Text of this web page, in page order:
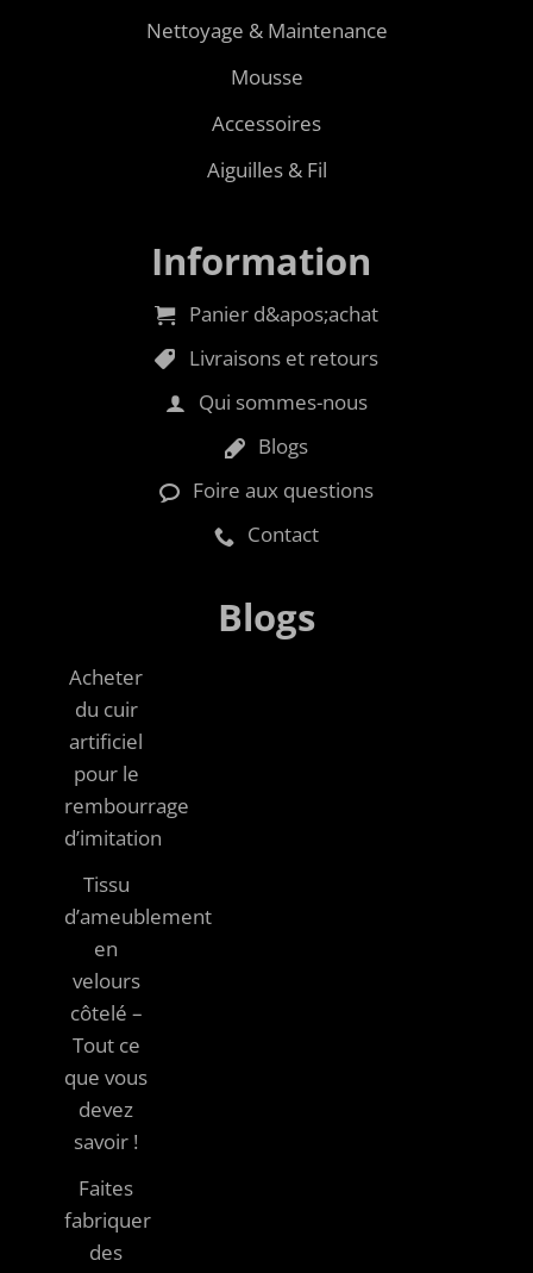
Nettoyage & Maintenance
Mousse
Accessoires
Aiguilles & Fil
Information
Panier d&apos;achat
Livraisons et retours
Qui sommes-nous
Blogs
Foire aux questions
Contact
Blogs
Acheter
du cuir
artificiel
pour le
rembourrage
d’imitation
Tissu
d’ameublement
en
velours
côtelé –
Tout ce
que vous
devez
savoir !
Faites
fabriquer
des